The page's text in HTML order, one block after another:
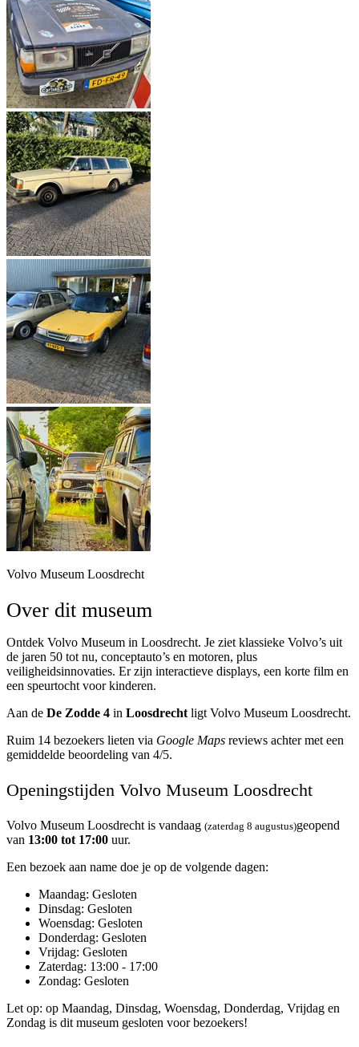
Volvo Museum Loosdrecht
Over dit museum
Ontdek Volvo Museum in Loosdrecht. Je ziet klassieke Volvo’s uit
de jaren 50 tot nu, conceptauto’s en motoren, plus
veiligheidsinnovaties. Er zijn interactieve displays, een korte film en
een speurtocht voor kinderen.
Aan de De Zodde 4 in Loosdrecht ligt Volvo Museum Loosdrecht.
Ruim 14 bezoekers lieten via Google Maps reviews achter met een
gemiddelde beoordeling van 4/5.
Openingstijden Volvo Museum Loosdrecht
Volvo Museum Loosdrecht is vandaag (zaterdag 8 augustus)geopend
van 13:00 tot 17:00 uur.
Een bezoek aan name doe je op de volgende dagen:
Maandag: Gesloten
Dinsdag: Gesloten
Woensdag: Gesloten
Donderdag: Gesloten
Vrijdag: Gesloten
Zaterdag: 13:00 - 17:00
Zondag: Gesloten
Let op: op Maandag, Dinsdag, Woensdag, Donderdag, Vrijdag en
Zondag is dit museum gesloten voor bezoekers!